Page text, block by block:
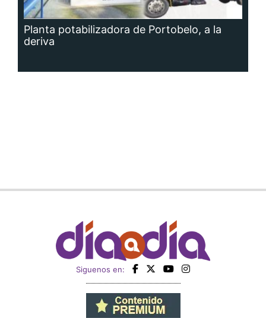
Planta potabilizadora de Portobelo, a la
deriva
Siguenos en: